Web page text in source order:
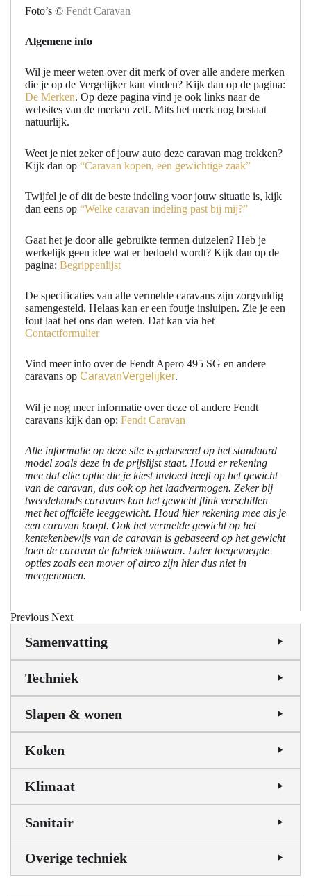
Foto’s © Fendt Caravan
Algemene info
Wil je meer weten over dit merk of over alle andere merken
die je op de Vergelijker kan vinden? Kijk dan op de pagina:
De Merken. Op deze pagina vind je ook links naar de
websites van de merken zelf. Mits het merk nog bestaat
natuurlijk.
Weet je niet zeker of jouw auto deze caravan mag trekken?
Kijk dan op “Caravan kopen, een gewichtige zaak”
Twijfel je of dit de beste indeling voor jouw situatie is, kijk
dan eens op “Welke caravan indeling past bij mij?”
Gaat het je door alle gebruikte termen duizelen? Heb je
werkelijk geen idee wat er bedoeld wordt? Kijk dan op de
pagina: Begrippenlijst
De specificaties van alle vermelde caravans zijn zorgvuldig
samengesteld. Helaas kan er een foutje insluipen. Zie je een
fout laat het ons dan weten. Dat kan via het
Contactformulier
Vind meer info over de Fendt Apero 495 SG en andere
caravans op CaravanVergelijker.
Wil je nog meer informatie over deze of andere Fendt
caravans kijk dan op: Fendt Caravan
Alle informatie op deze site is gebaseerd op het standaard
model zoals deze in de prijslijst staat. Houd er rekening
mee dat elke optie die je kiest invloed heeft op het gewicht
van de caravan, dus ook op het laadvermogen. Zeker bij
tweedehands caravans kan het gewicht flink verschillen
met het officiële leeggewicht. Houd hier rekening mee als je
een caravan koopt. Ook het vermelde gewicht op het
kentekenbewijs van de caravan is gebaseerd op het gewicht
toen de caravan de fabriek uitkwam. Later toegevoegde
opties zoals een mover of airco zijn hier dus niet in
meegenomen.
Previous Next
Samenvatting
Techniek
Slapen & wonen
Koken
Klimaat
Sanitair
Overige techniek